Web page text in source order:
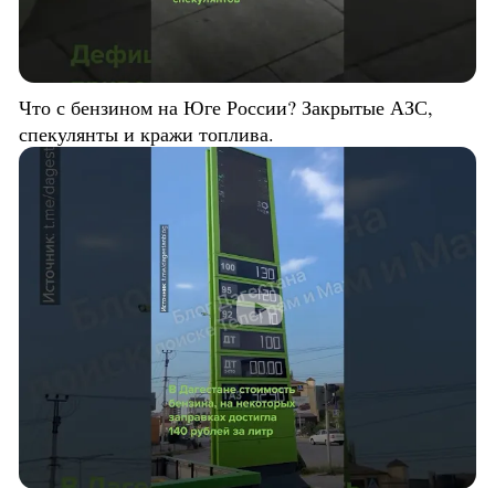
Что с бензином на Юге России? Закрытые АЗС,
спекулянты и кражи топлива.